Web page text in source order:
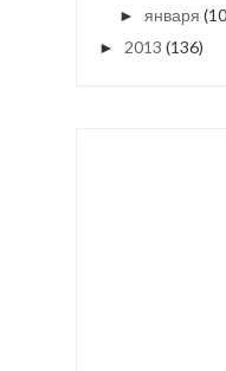
► января
► 2013 (136)